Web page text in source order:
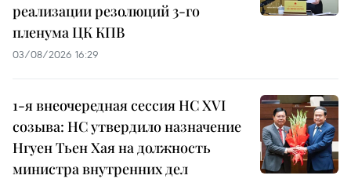
реализации резолюций 3-го
пленума ЦК КПВ
03/08/2026 16:29
1-я внеочередная сессия НС XVI
созыва: НС утвердило назначение
Нгуен Тьен Хая на должность
министра внутренних дел